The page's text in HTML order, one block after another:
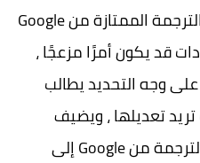
يحتوي Chrome على خدمة الترجمة الممتازة من Google
قد يكون أمرًا مزعجًا ،
وجه التحديد يطالب
تريد تعديلها ، ويضيف
Chrome 110 أخيرًا إعدادات الترجمة من Google إلى